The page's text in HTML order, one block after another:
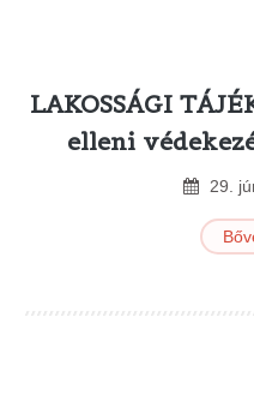
LAKOSSÁGI
elleni
29